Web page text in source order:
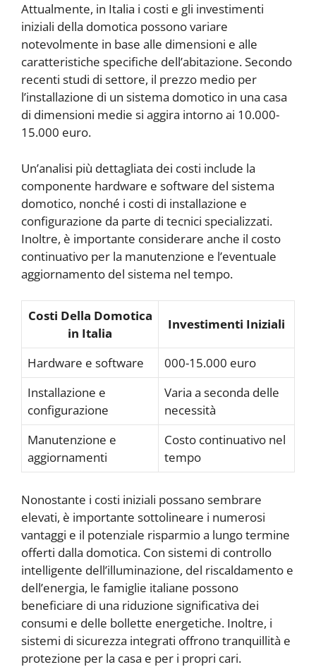
Attualmente, in Italia i costi e gli investimenti
iniziali della domotica possono variare
notevolmente in base alle dimensioni e alle
caratteristiche specifiche dell’abitazione. Secondo
recenti studi di settore, il prezzo medio per
l’installazione di un sistema domotico in una casa
di dimensioni medie si aggira intorno ai 10.000-
15.000 euro.
Un’analisi più dettagliata dei costi include la
componente hardware e software del sistema
domotico, nonché i costi di installazione e
configurazione da parte di tecnici specializzati.
Inoltre, è importante considerare anche il costo
continuativo per la manutenzione e l’eventuale
aggiornamento del sistema nel tempo.
Costi Della Domotica
in Italia
Investimenti Iniziali
Hardware e software
000-15.000 euro
Installazione e
configurazione
Varia a seconda delle
necessità
Manutenzione e
aggiornamenti
Costo continuativo nel
tempo
Nonostante i costi iniziali possano sembrare
elevati, è importante sottolineare i numerosi
vantaggi e il potenziale risparmio a lungo termine
offerti dalla domotica. Con sistemi di controllo
intelligente dell’illuminazione, del riscaldamento e
dell’energia, le famiglie italiane possono
beneficiare di una riduzione significativa dei
consumi e delle bollette energetiche. Inoltre, i
sistemi di sicurezza integrati offrono tranquillità e
protezione per la casa e per i propri cari.